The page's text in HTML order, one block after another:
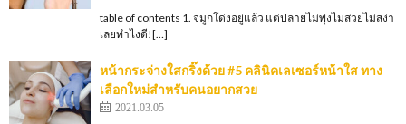
table of contents 1. จมูกโด่งอยู่แล้ว แต่ปลายไม่พุ่งไม่สวยไม่สง่า
เลยทำไงดี![…]
หน้ากระจ่างใสกริ๊งด้วย #5 คลินิคเลเซอร์หน้าใส ทาง
เลือกใหม่สำหรับคนอยากสวย
2021.03.05